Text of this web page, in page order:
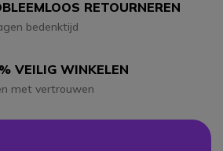
RETOURNEREN
bedenktijd
VEILIG WINKELEN
met vertrouwen